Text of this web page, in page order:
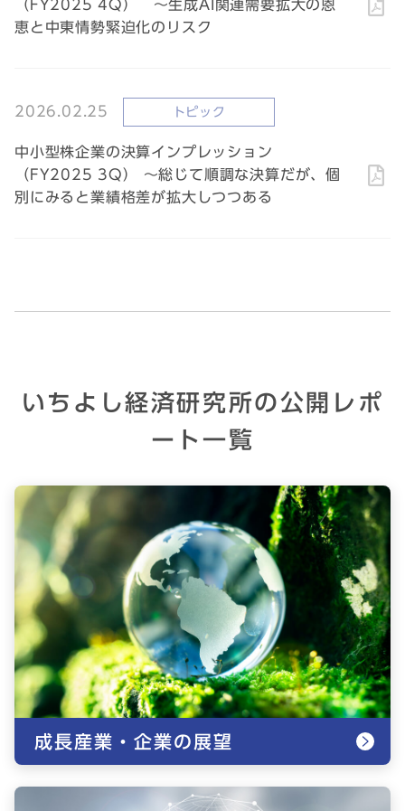
（FY2025 4Q） ～生成AI関連需要拡大の恩
恵と中東情勢緊迫化のリスク
2026.02.25 トピック
中小型株企業の決算インプレッション
（FY2025 3Q） ～総じて順調な決算だが、個
別にみると業績格差が拡大しつつある
いちよし経済研究所の公開レポ
ート一覧
成長産業・企業の展望